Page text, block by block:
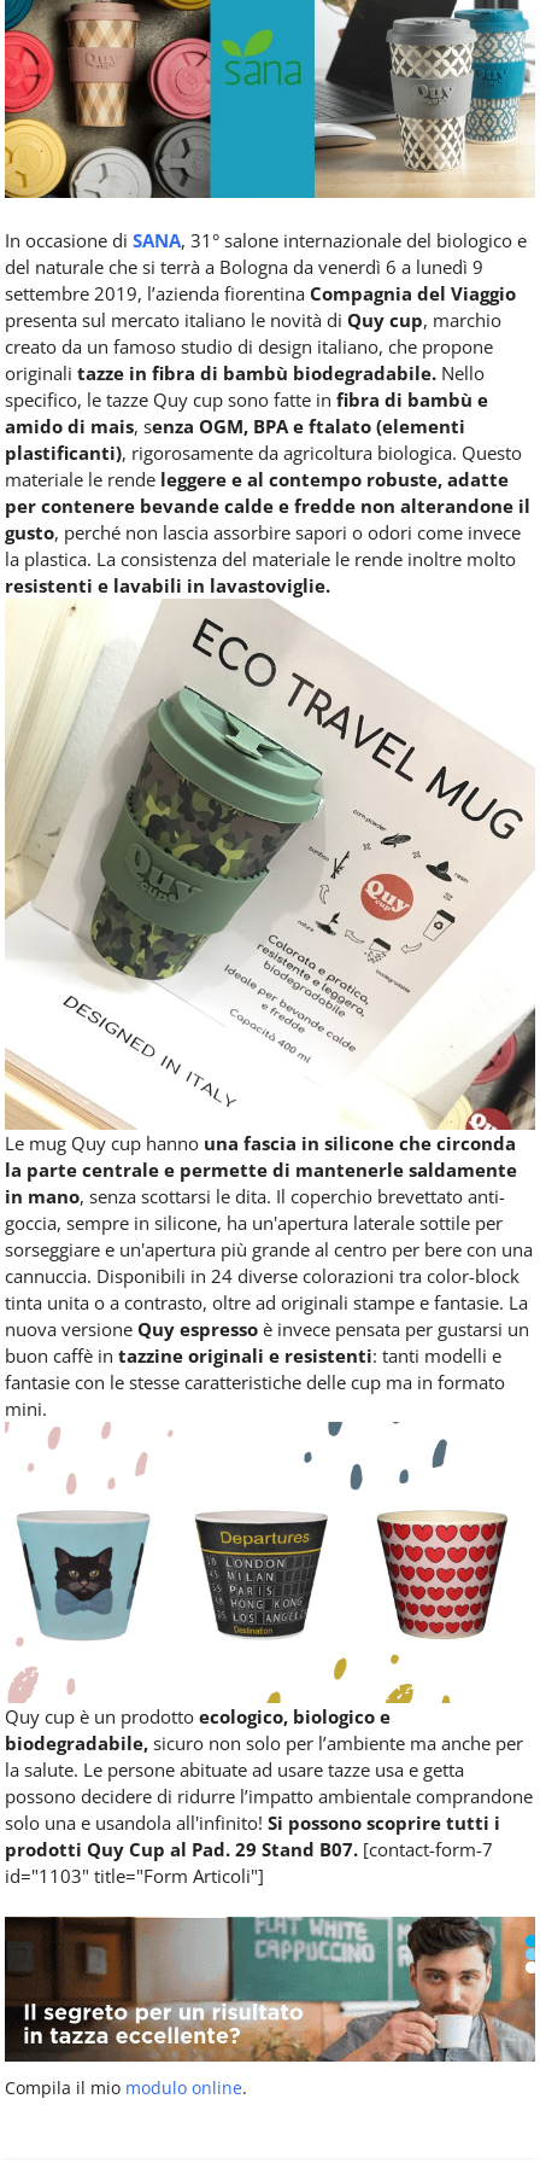
Service
e
tutte
le
novità
del
comparto
In occasione di SANA, 31° salone internazionale del biologico e
del naturale che si terrà a Bologna da venerdì 6 a lunedì 9
settembre 2019, l’azienda fiorentina Compagnia del Viaggio
presenta sul mercato italiano le novità di Quy cup, marchio
creato da un famoso studio di design italiano, che propone
originali tazze in fibra di bambù biodegradabile. Nello
specifico, le tazze Quy cup sono fatte in fibra di bambù e
amido di mais, senza OGM, BPA e ftalato (elementi
plastificanti), rigorosamente da agricoltura biologica. Questo
materiale le rende leggere e al contempo robuste, adatte
per contenere bevande calde e fredde non alterandone il
gusto, perché non lascia assorbire sapori o odori come invece
la plastica. La consistenza del materiale le rende inoltre molto
resistenti e lavabili in lavastoviglie.
Le mug Quy cup hanno una fascia in silicone che circonda
la parte centrale e permette di mantenerle saldamente
in mano, senza scottarsi le dita. Il coperchio brevettato anti-
goccia, sempre in silicone, ha un'apertura laterale sottile per
sorseggiare e un'apertura più grande al centro per bere con una
cannuccia. Disponibili in 24 diverse colorazioni tra color-block
tinta unita o a contrasto, oltre ad originali stampe e fantasie. La
nuova versione Quy espresso è invece pensata per gustarsi un
buon caffè in tazzine originali e resistenti: tanti modelli e
fantasie con le stesse caratteristiche delle cup ma in formato
mini.
Quy cup è un prodotto ecologico, biologico e
biodegradabile, sicuro non solo per l’ambiente ma anche per
la salute. Le persone abituate ad usare tazze usa e getta
possono decidere di ridurre l’impatto ambientale comprandone
solo una e usandola all'infinito! Si possono scoprire tutti i
prodotti Quy Cup al Pad. 29 Stand B07. [contact-form-7
id="1103" title="Form Articoli"]
Compila il mio modulo online.